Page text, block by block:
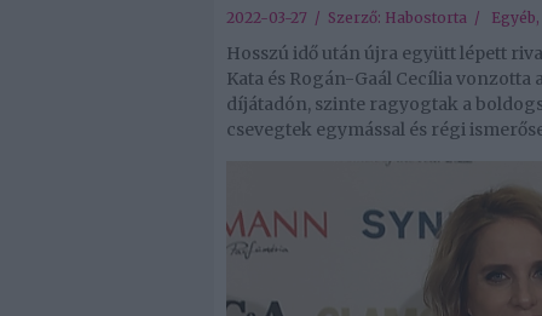
2022-03-27 / Szerző: Habostorta / Egyéb,
Hosszú idő után újra együtt lépett
Kata és Rogán-Gaál Cecília vonzotta
díjátadón, szinte ragyogtak a
csevegtek egymással és régi